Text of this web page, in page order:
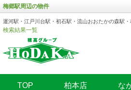
梅郷駅周辺の物件
運河駅・江戸川台駅・初石駅・流山おおたかの森駅
検索結果一覧
TOP 柏本店 な